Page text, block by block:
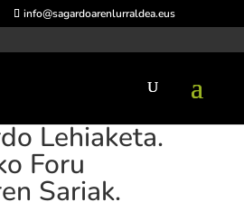
info@sagardoarenlurraldea.eus
Lehiaketa.
Foru
Sariak.